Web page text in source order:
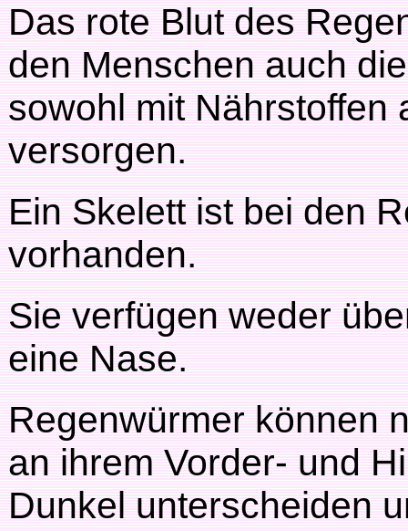
Das rote Blut des
den Menschen auch
sowohl mit Nährstoffen
versorgen.
Ein Skelett ist bei den
vorhanden.
Sie verfügen weder
eine Nase.
Regenwürmer können
an ihrem Vorder- und
Dunkel unterscheiden